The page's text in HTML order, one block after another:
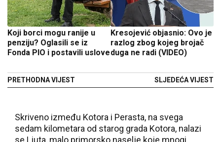
Koji borci mogu ranije u
penziju? Oglasili se iz
Fonda PIO i postavili uslove
PRETHODNA VIJEST
Kresojević objasnio: Ovo je
razlog zbog kojeg brojač
duga ne radi (VIDEO)
SLJEDEĆA VIJEST
Skriveno između Kotora i Perasta, na svega
sedam kilometara od starog grada Kotora, nalazi
se Ljuta, malo primorsko naselje koje mnogi